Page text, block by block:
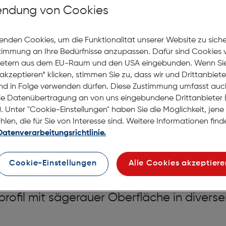
Lagernd | 2 bis 3
Nach Hause liefern
Selbstabholung in
Holz creme
mit sägerauer Oberfläche in
von Cookies
Cookies, um die Funktionalität unserer Website zu
an Ihre Bedürfnisse anzupassen. Dafür sind Cookies
aus dem EU-Raum und den USA eingebunden. Wenn
klicken, stimmen Sie zu, dass wir und
in Folge verwenden dürfen. Diese Zustimmung umfasst
Datenübertragung an von uns eingebundene Drittanbieter
Unter "Cookie-Einstellungen" haben Sie die Möglichkeit,
die für Sie von Interesse sind. Weitere Informationen
Cookie-Einstellungen Alle Cookies